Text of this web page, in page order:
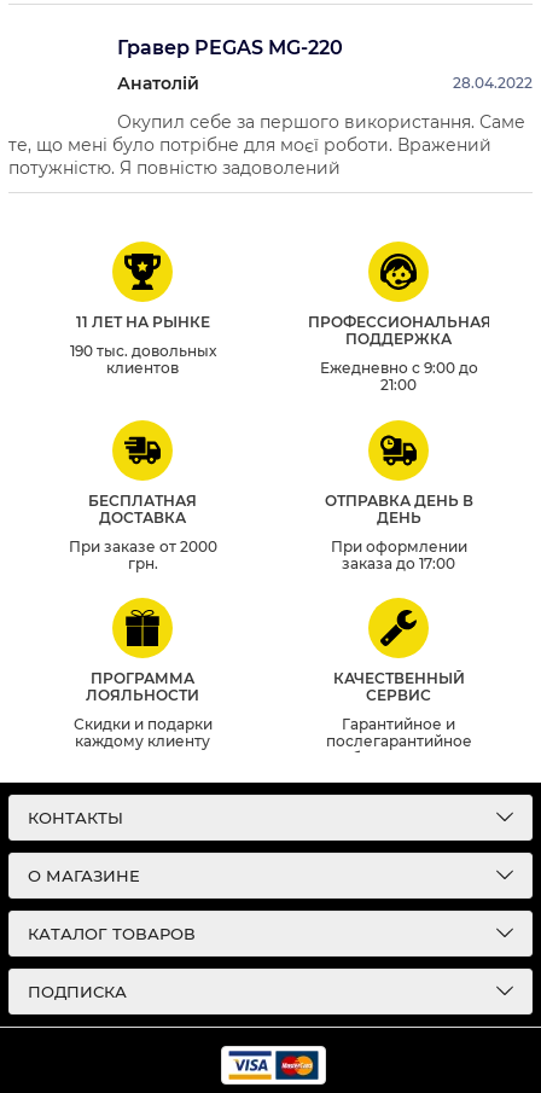
Гравер PEGAS MG-220
Анатолій 28.04.2022
Окупил себе за першого використання. Саме
те, що мені було потрібне для моєї роботи. Вражений
потужністю. Я повністю задоволений
11 ЛЕТ НА РЫНКЕ
190 тыс. довольных
клиентов
ПРОФЕССИОНАЛЬНАЯ
ПОДДЕРЖКА
Ежедневно с 9:00 до
21:00
БЕСПЛАТНАЯ
ДОСТАВКА
При заказе от 2000
грн.
ОТПРАВКА ДЕНЬ В
ДЕНЬ
При оформлении
заказа до 17:00
ПРОГРАММА
ЛОЯЛЬНОСТИ
Скидки и подарки
каждому клиенту
КАЧЕСТВЕННЫЙ
СЕРВИС
Гарантийное и
послегарантийное
обслуживание
КОНТАКТЫ
О МАГАЗИНЕ
КАТАЛОГ ТОВАРОВ
ПОДПИСКА